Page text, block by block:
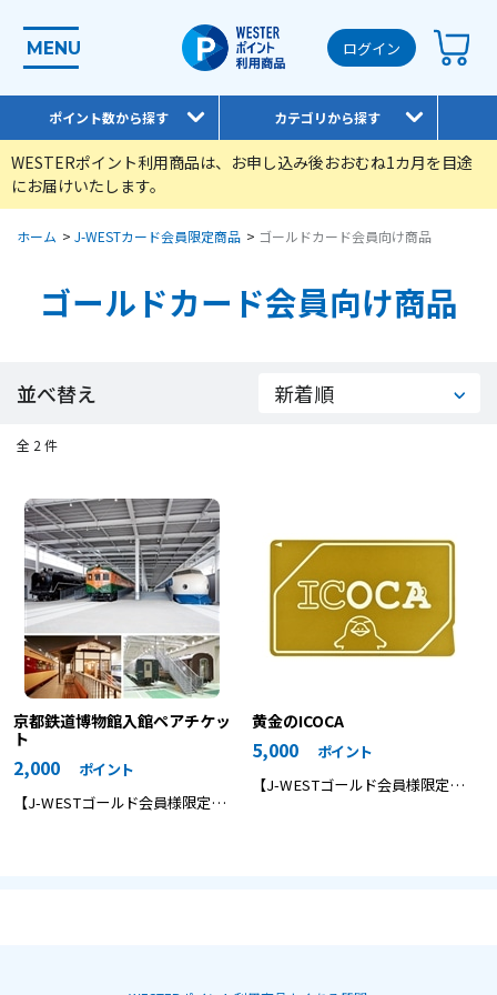
MENU ログイン
ポイント数から探す カテゴリから探す
WESTERポイント利用商品は、お申し込み後おおむね1カ月を目途
にお届けいたします。
ホーム > J-WESTカード会員限定商品 > ゴールドカード会員向け商品
ゴールドカード会員向け商品
並べ替え
全 2 件
京都鉄道博物館入館ペアチケッ
ト
2,000
ポイント
【J-WESTゴールド会員様限定商
黄金のICOCA
5,000
ポイント
【J-WESTゴールド会員様限定商